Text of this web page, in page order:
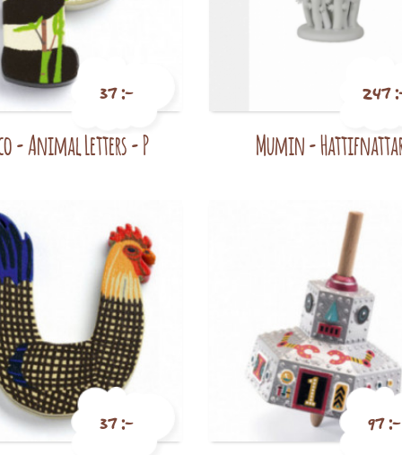
Pris
37 :-
- Animal Letters - P Pris
247
Mumin -
37 :- 97 :-